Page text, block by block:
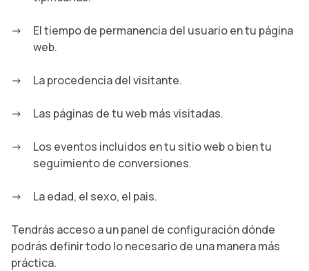
El tiempo de permanencia del usuario en tu página
web.
La procedencia del visitante.
Las páginas de tu web más visitadas.
Los eventos incluidos en tu sitio web o bien tu
seguimiento de conversiones.
La edad, el sexo, el pais.
Tendrás acceso a un panel de configuración dónde
podrás definir todo lo necesario de una manera más
práctica.